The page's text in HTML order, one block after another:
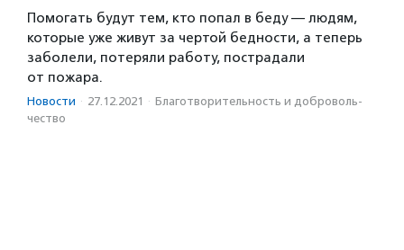
Помогать будут тем, кто попал в беду — людям,
которые уже живут за чертой бедности, а теперь
заболели, потеряли работу, пострадали
от пожара.
Новости · 27.12.2021 · Благотвори­тель­ность и доброволь­
чест­во